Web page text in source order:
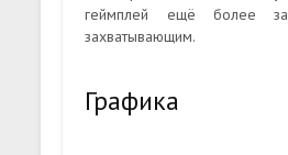
геймплей ещё более
захватывающим.
Графика